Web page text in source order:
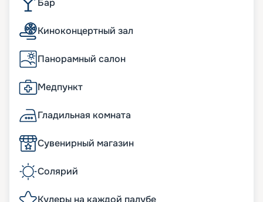
Бар
Киноконцертный зал
Панорамный салон
Медпункт
Гладильная комната
Сувенирный магазин
Солярий
Кулеры на каждой палубе